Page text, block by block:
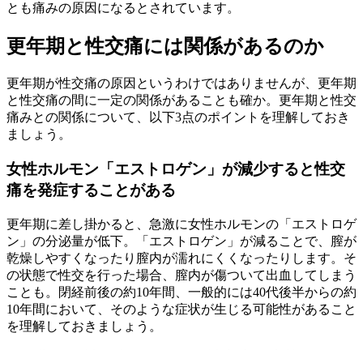
とも痛みの原因になるとされています。
更年期と性交痛には関係があるのか
更年期が性交痛の原因というわけではありませんが、更年期
と性交痛の間に一定の関係があることも確か。更年期と性交
痛みとの関係について、以下3点のポイントを理解しておき
ましょう。
女性ホルモン「エストロゲン」が減少すると性交
痛を発症することがある
更年期に差し掛かると、急激に女性ホルモンの「エストロゲ
ン」の分泌量が低下。「エストロゲン」が減ることで、膣が
乾燥しやすくなったり膣内が濡れにくくなったりします。そ
の状態で性交を行った場合、膣内が傷ついて出血してしまう
ことも。閉経前後の約10年間、一般的には40代後半からの約
10年間において、そのような症状が生じる可能性があること
を理解しておきましょう。